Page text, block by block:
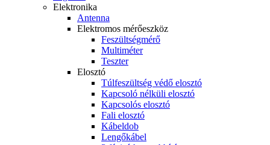
Elektronika
Antenna
Elektromos mérőeszköz
Feszültségmérő
Multiméter
Teszter
Elosztó
Túlfeszültség védő elosztó
Kapcsoló nélküli elosztó
Kapcsolós elosztó
Fali elosztó
Kábeldob
Lengőkábel